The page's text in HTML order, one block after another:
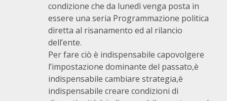
condizione che da lunedì venga posta in
essere una seria Programmazione politica
diretta al risanamento ed al rilancio
dell’ente.
Per fare ciò è indispensabile capovolgere
l’impostazione dominante del passato,è
indispensabile cambiare strategia,è
indispensabile creare condizioni di